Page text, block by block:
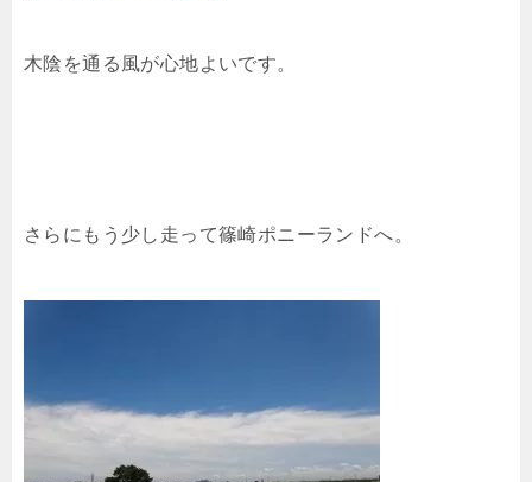
木陰を通る風が心地よいです。
さらにもう少し走って篠崎ポニーランドへ。